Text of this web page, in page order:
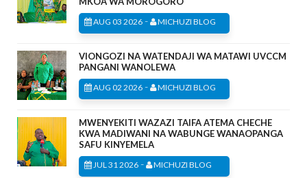
AUG 03 2026 - MICHUZI BLOG
VIONGOZI NA WATENDAJI WA MATAWI UVCCM
PANGANI WANOLEWA
AUG 02 2026 - MICHUZI BLOG
MWENYEKITI WAZAZI TAIFA ATEMA CHECHE
KWA MADIWANI NA WABUNGE WANAOPANGA
SAFU KINYEMELA
JUL 31 2026 - MICHUZI BLOG